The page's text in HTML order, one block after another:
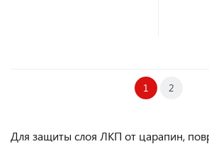
1 2
Для защиты слоя ЛКП от царапин,